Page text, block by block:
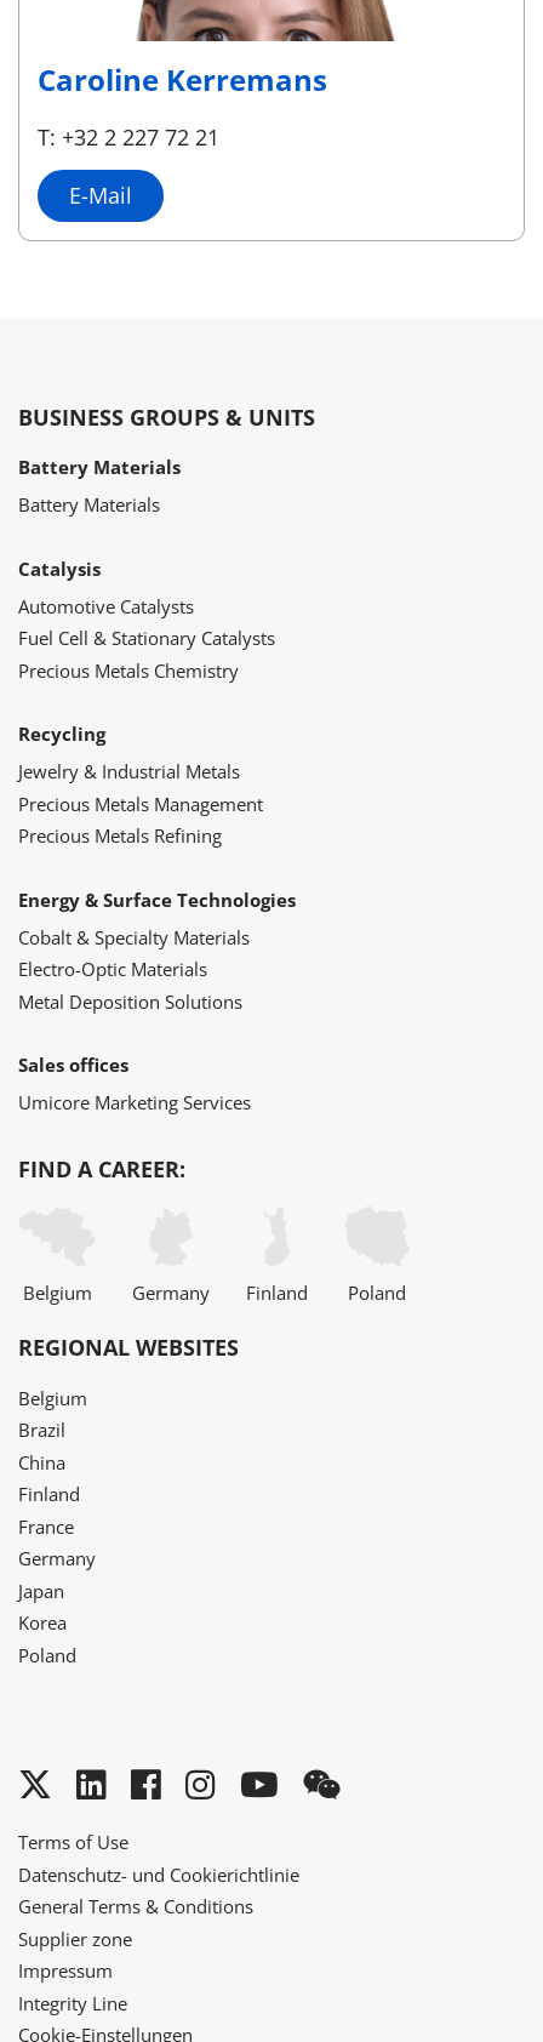
Caroline Kerremans
T: +32 2 227 72 21
E-Mail
BUSINESS GROUPS & UNITS
Battery Materials
Battery Materials
Catalysis
Automotive Catalysts
Fuel Cell & Stationary Catalysts
Precious Metals Chemistry
Recycling
Jewelry & Industrial Metals
Precious Metals Management
Precious Metals Refining
Energy & Surface Technologies
Cobalt & Specialty Materials
Electro-Optic Materials
Metal Deposition Solutions
Sales offices
Umicore Marketing Services
FIND A CAREER:
Belgium Germany Finland Poland
REGIONAL WEBSITES
Belgium
Brazil
China
Finland
France
Germany
Japan
Korea
Poland
Twitter
LinkedInFacebook
Instagram
YouTube
Terms of Use
Datenschutz- und Cookierichtlinie
General Terms & Conditions
Supplier zone
Impressum
Integrity Line
Cookie-Einstellungen